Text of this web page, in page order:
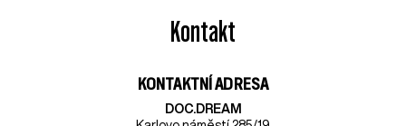
Kontakt
KONTAKTNÍ ADRESA
DOC.DREAM​